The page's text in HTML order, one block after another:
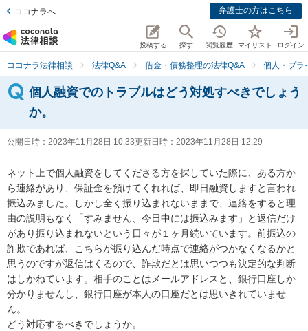
ココナラへ 弁護士の方はこちら
投稿する 探す 閲覧履歴 マイリスト ログイン
ココナラ法律相談 法律Q&A 借金・債務整理の法律Q&A 個人・プラ
個人融資でのトラブルはどう対処すべきでしょう
か。
公開日時： 2023年11月28日 10:33更新日時： 2023年11月28日 12:29
ネット上で個人融資をしてくださる方を探していた際に、ある方か
ら連絡があり、保証金を預けてくれれば、即日融資しますと言われ
振込みました。しかし全く振り込まれないままで、連絡をすると理
由の説明もなく「すみません、今日中には振込みます」と返信だけ
があり振り込まれないという日々が１ヶ月続いています。前振込の
詐欺であれば、こちらが振り込んだ時点で連絡がつかなくなるかと
思うのですが返信はくるので、詐欺だとは思いつつも決定的な判断
はしかねています。相手のことはメールアドレスと、銀行口座しか
分かりませんし、銀行口座が本人の口座だとは思いきれていませ
ん。
どう対応するべきでしょうか。